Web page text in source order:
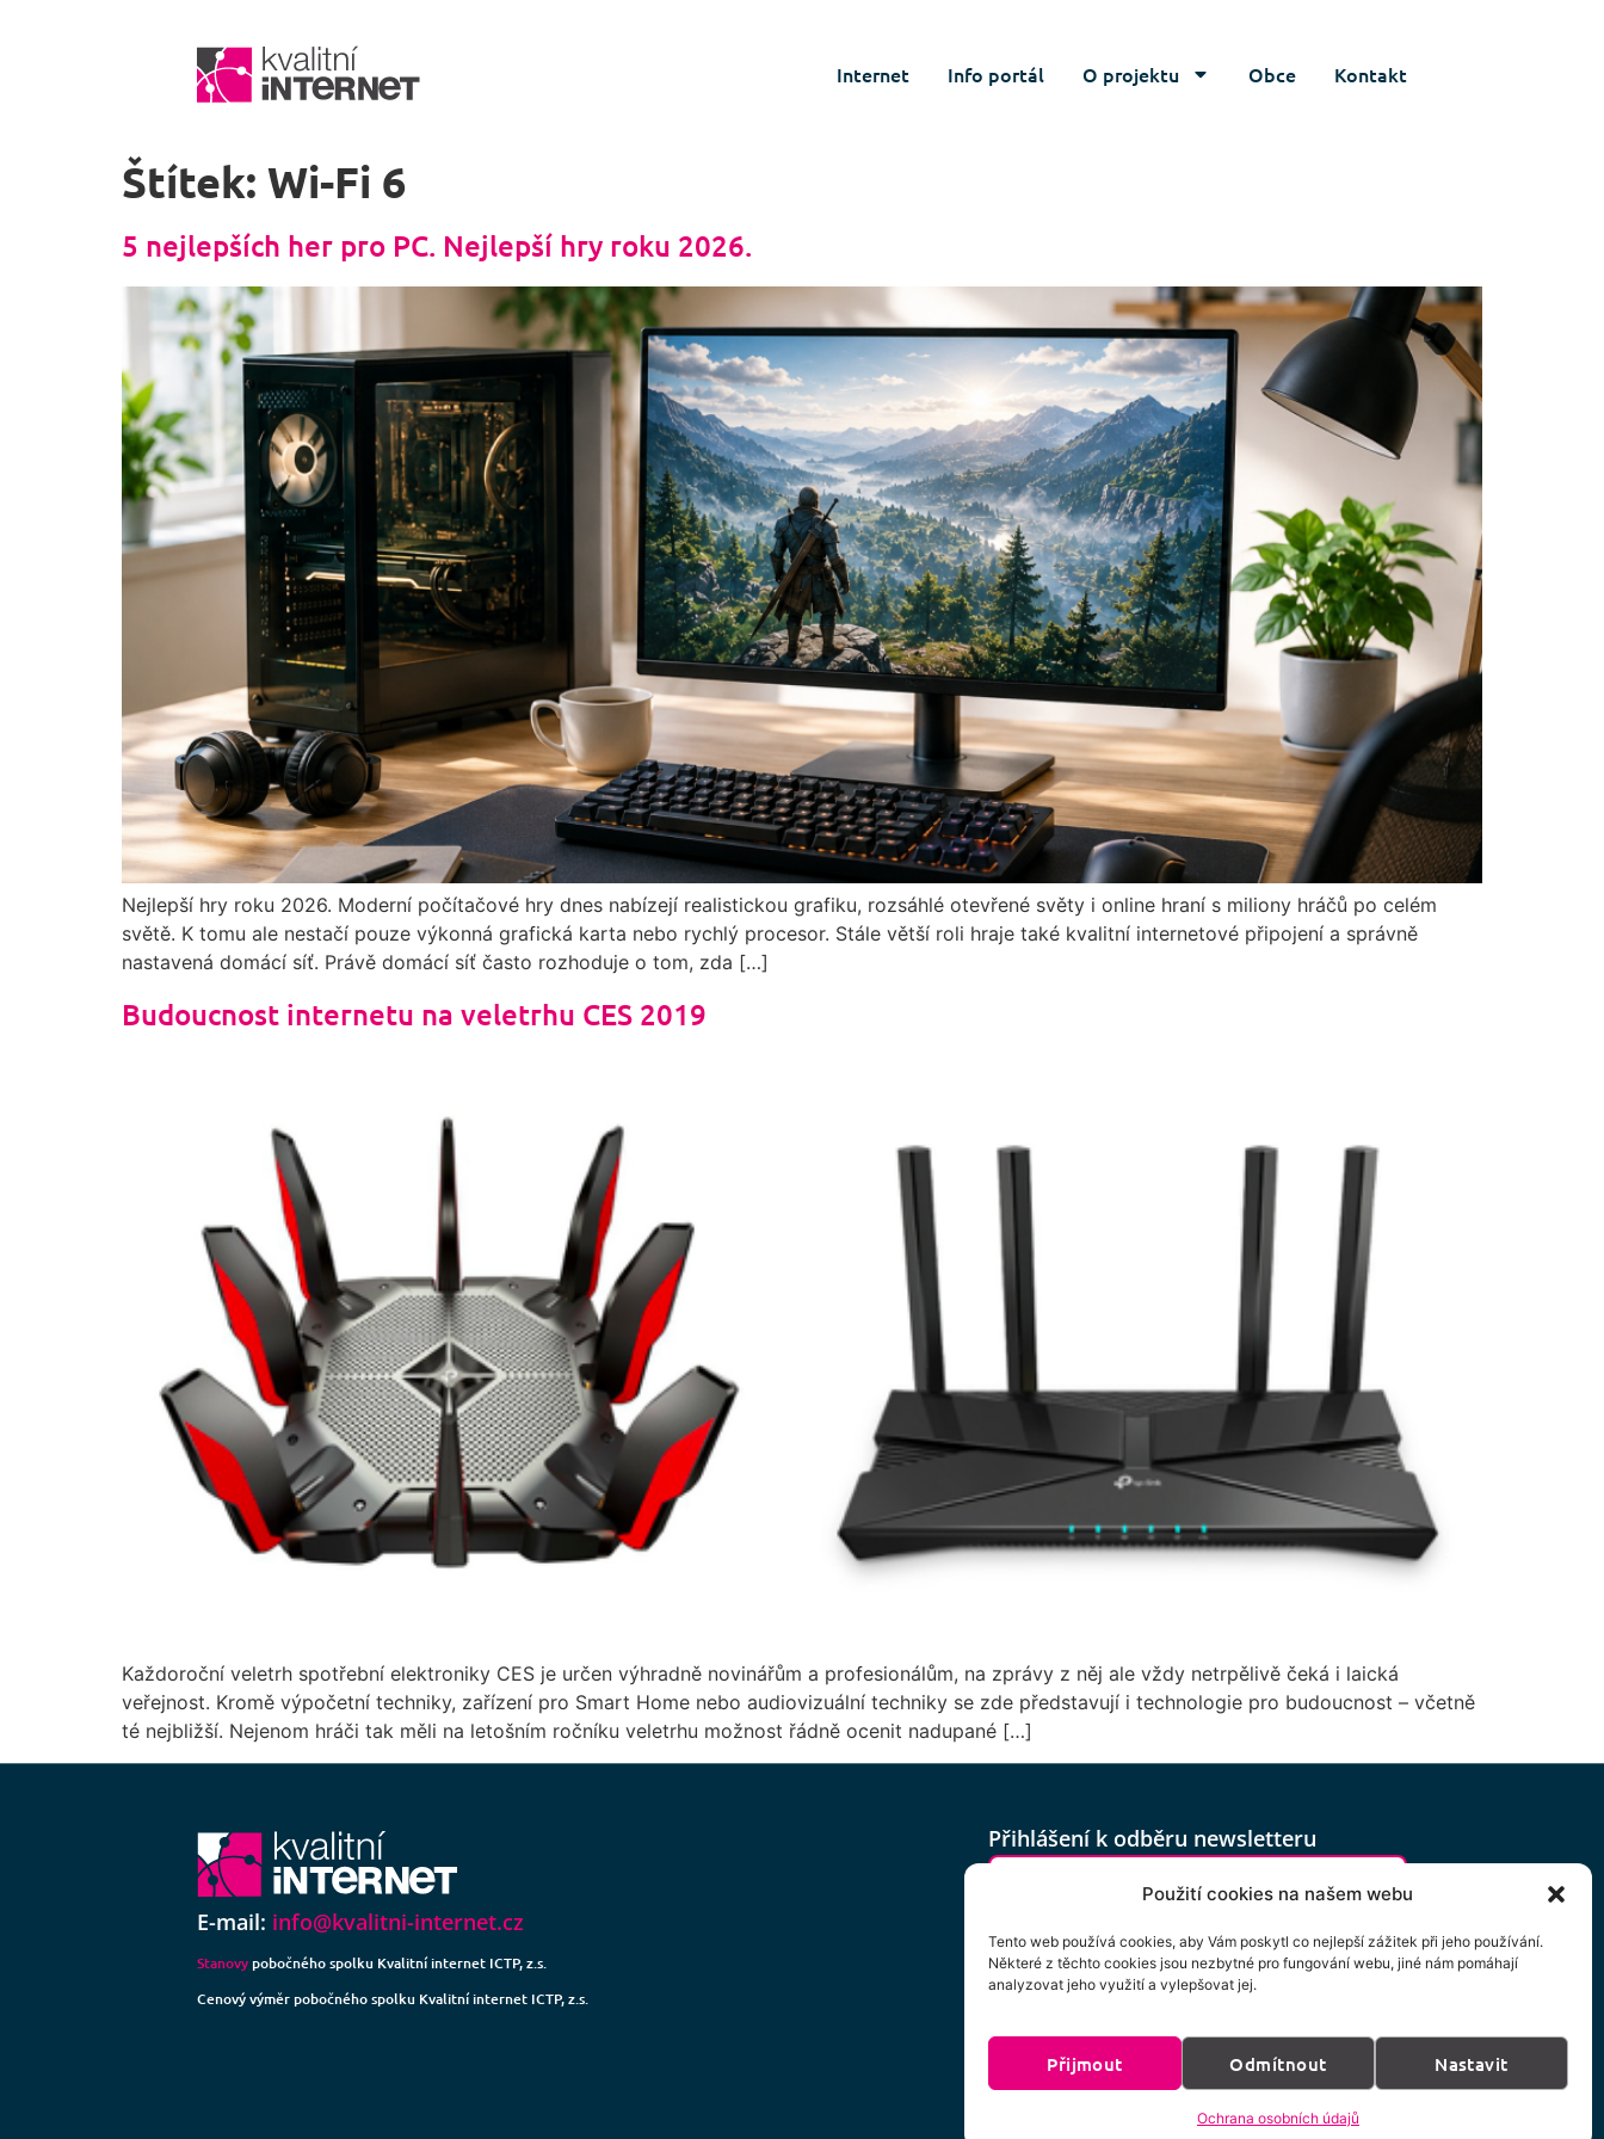
Použití cookies na našem webu
Tento web používá cookies, aby Vám poskytl co nejlepší zážitek při jeho používání.
Některé z těchto cookies jsou nezbytné pro fungování webu, jiné nám pomáhají
analyzovat jeho využití a vylepšovat jej.
Přijmout Odmítnout Nastavit
Ochrana osobních údajů
Internet Info portál O projektu Obce Kontakt
Štítek: Wi-Fi 6
5 nejlepších her pro PC. Nejlepší hry roku 2026.
Nejlepší hry roku 2026. Moderní počítačové hry dnes nabízejí realistickou grafiku, rozsáhlé otevřené světy i online hraní s miliony hráčů po celém
světě. K tomu ale nestačí pouze výkonná grafická karta nebo rychlý procesor. Stále větší roli hraje také kvalitní internetové připojení a správně
nastavená domácí síť. Právě domácí síť často rozhoduje o tom, zda […]
Budoucnost internetu na veletrhu CES 2019
Každoroční veletrh spotřební elektroniky CES je určen výhradně novinářům a profesionálům, na zprávy z něj ale vždy netrpělivě čeká i laická
veřejnost. Kromě výpočetní techniky, zařízení pro Smart Home nebo audiovizuální techniky se zde představují i technologie pro budoucnost – včetně
té nejbližší. Nejenom hráči tak měli na letošním ročníku veletrhu možnost řádně ocenit nadupané […]
E-mail: info@kvalitni-internet.cz
Stanovy pobočného spolku Kvalitní internet ICTP, z.s.
Cenový výměr pobočného spolku Kvalitní internet ICTP, z.s.
Přihlášení k odběru newsletteru
Kliknutím na tlačítko souhlasíte se
zpracováním os. údajů dle podmínek
Přihlásit k odběru